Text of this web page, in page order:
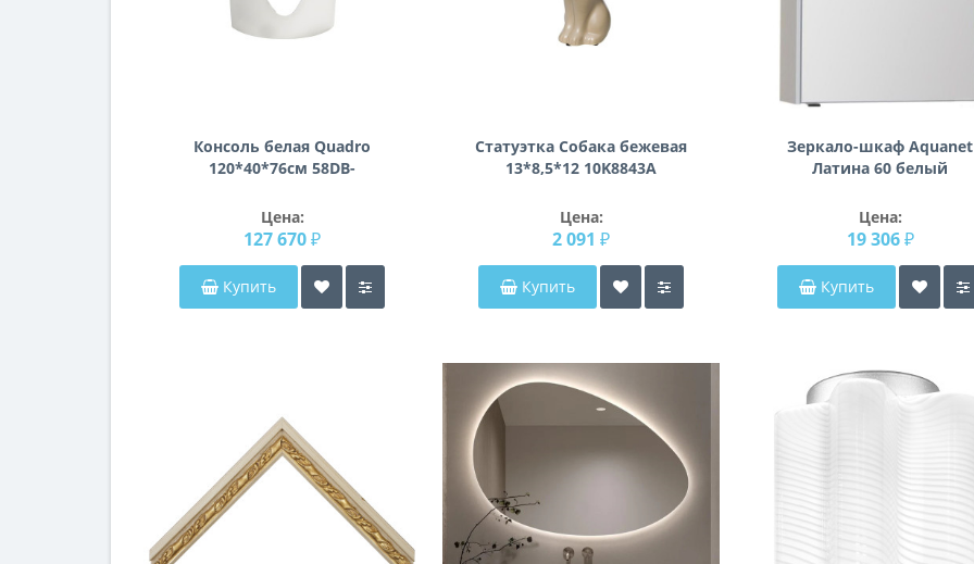
Консоль белая Quadro
120*40*76см 58DB-
Цена:
127 670 ₽
Купить
Статуэтка Собака бежевая
13*8,5*12 10K8843A
Цена:
2 091 ₽
Купить
Зеркало-шкаф Aquanet
Латина 60 белый
Цена:
19 306 ₽
Купить